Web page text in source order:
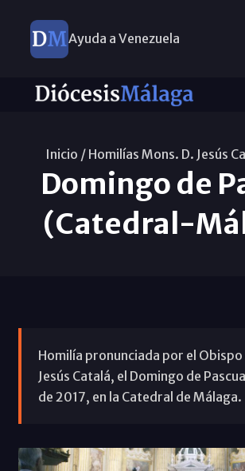
Ayuda a Venezuela
Inicio / Homilías Mons. D. Jesús
Domingo de
(Catedral-
Homilía pronunciada por el
Jesús Catalá, el Domingo de
de 2017, en la Catedral de Málaga.